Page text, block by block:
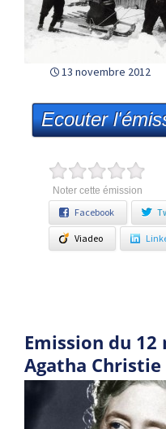
13 novembre 2012
Ecouter
Noter cette émission
Facebook
Viadeo
Emission du
Agatha Christie